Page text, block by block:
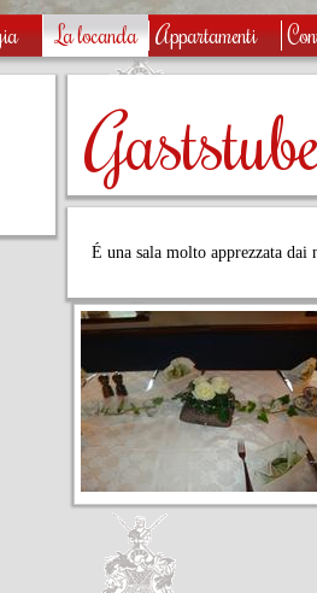
La locanda Appartamenti
É una sala molto apprezzata